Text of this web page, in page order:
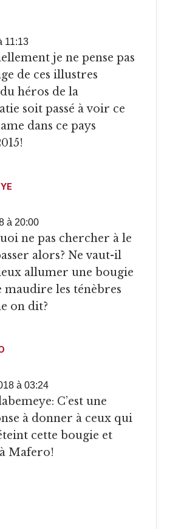
11:13
de ces illustres
héros de la
soit passé à voir ce
dans ce pays
à 20:00
alors? Ne vaut-il
allumer une bougie
maudire les ténèbres
on dit?
à 03:24
à donner à ceux qui
cette bougie et
Mafero!